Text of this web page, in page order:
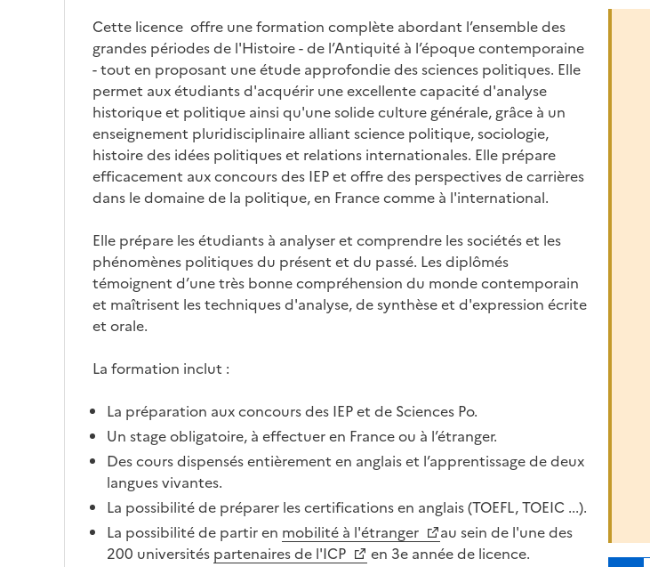
Cette licence offre une formation complète abordant l’ensemble des
grandes périodes de l'Histoire - de l’Antiquité à l’époque contemporaine
- tout en proposant une étude approfondie des sciences politiques. Elle
permet aux étudiants d'acquérir une excellente capacité d'analyse
historique et politique ainsi qu'une solide culture générale, grâce à un
enseignement pluridisciplinaire alliant science politique, sociologie,
histoire des idées politiques et relations internationales. Elle prépare
efficacement aux concours des IEP et offre des perspectives de carrières
dans le domaine de la politique, en France comme à l'international.
Elle prépare les étudiants à analyser et comprendre les sociétés et les
phénomènes politiques du présent et du passé. Les diplômés
témoignent d’une très bonne compréhension du monde contemporain
et maîtrisent les techniques d'analyse, de synthèse et d'expression écrite
et orale.
La formation inclut :
La préparation aux concours des IEP et de Sciences Po.
Un stage obligatoire, à effectuer en France ou à l’étranger.
Des cours dispensés entièrement en anglais et l’apprentissage de deux
langues vivantes.
La possibilité de préparer les certifications en anglais (TOEFL, TOEIC ...).
La possibilité de partir en mobilité à l'étranger
au sein de l'une des
200 universités partenaires de l'ICP
en 3e année de licence.